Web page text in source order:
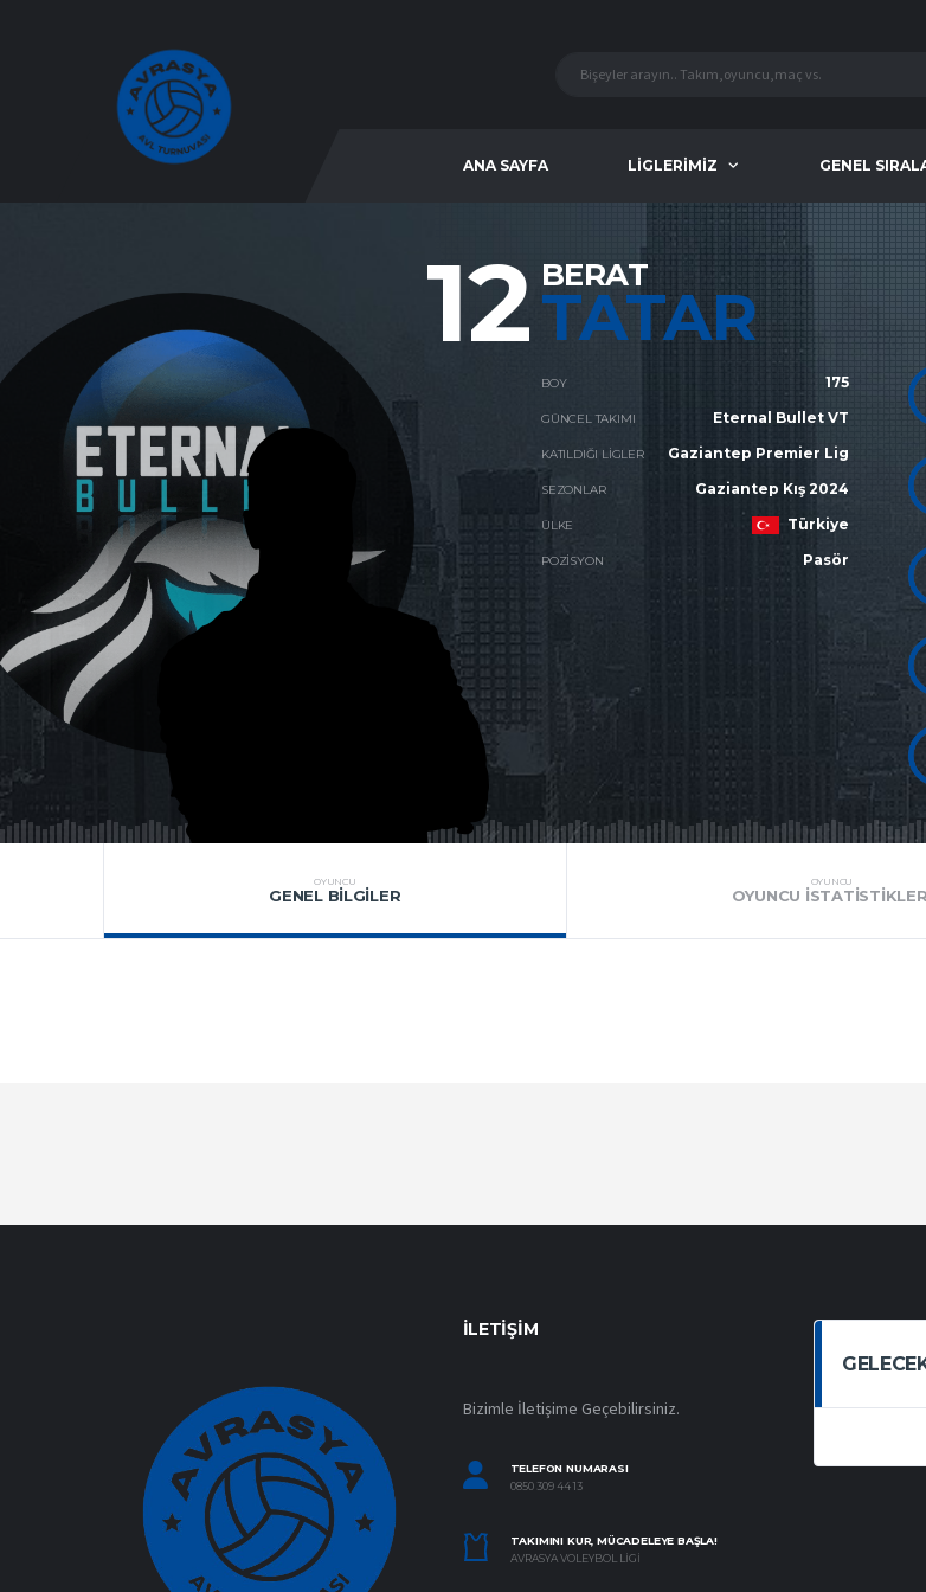
ANA SAYFA LIGLERIMIZ GENEL
12 BERAT
TATAR
BOY 175
GÜNCEL TAKIMI Eternal Bullet VT
KATILDIĞI LIGLER Gaziantep Premier Lig
SEZONLAR Gaziantep Kış 2024
ÜLKE Türkiye
POZISYON Pasör
OYUNCU
GENEL BILGILER
OYUNCU
OYUNCU
İLETIŞIM
Bizimle İletişime Geçebilirsiniz.
TELEFON NUMARASI
0850 309 44 13
TAKIMINI KUR, MÜCADELEYE BAŞLA!
AVRASYA VOLEYBOL LIGI